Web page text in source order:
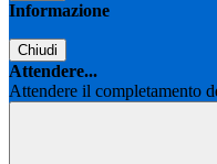
Informazione
Chiudi
Attendere...
Attendere il completamento